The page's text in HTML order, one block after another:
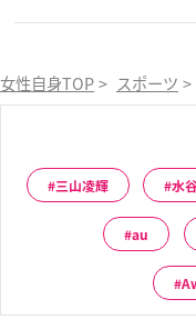
女性自身TOP > スポーツ >
三山凌輝 水
au